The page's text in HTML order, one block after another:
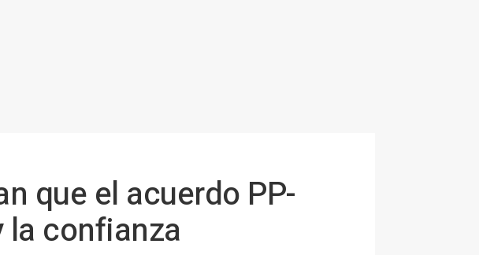
que el acuerdo PP-
confianza